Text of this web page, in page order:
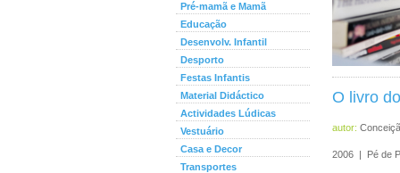
Pré-mamã e Mamã
Educação
Desenvolv. Infantil
Desporto
Festas Infantis
Material Didáctico
Actividades Lúdicas
Vestuário
Casa e Decor
Transportes
O livro
autor:
2006 | Pé de